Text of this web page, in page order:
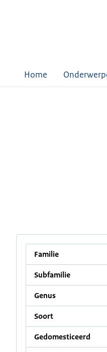
Home
Familie
Subfamilie
Genus
Soort
Gedomesticeerd